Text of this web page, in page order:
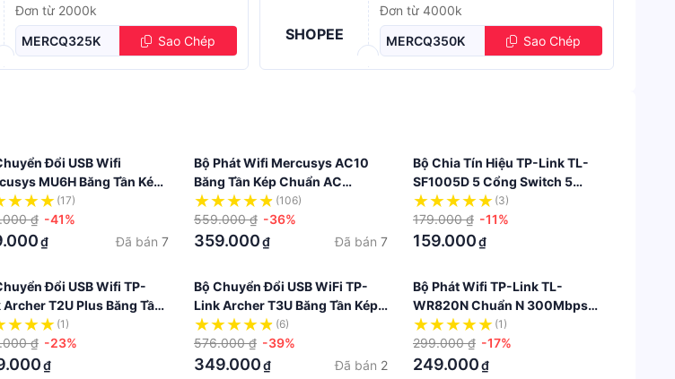
Đơn từ 2000k
MERCQ325K
Sao Chép SHOPEE
Đơn từ 4000k
MERCQ350K
Sao Chép
Đổi USB Wifi
MU6H Băng Tần Kép
Cao AC 650Mbps
(17)
₫ -41%
₫ Đã bán 7
Bộ Phát Wifi Mercusys AC10
Băng Tần Kép Chuẩn AC
1200Mbps
(106)
559.000 ₫ -36%
359.000₫ Đã bán 7
Bộ Chia Tín Hiệu TP-Link TL-
SF1005D 5 Cổng Switch 5
Ports 10/100Mbps
(3)
179.000 ₫ -11%
159.000₫
Đổi USB Wifi TP-
Archer T2U Plus Băng Tần
AC 600Mbps
(1)
₫ -23%
₫
Bộ Chuyển Đổi USB WiFi TP-
Link Archer T3U Băng Tần Kép
Chuẩn AC 1300Mpbs
(6)
576.000 ₫ -39%
349.000₫ Đã bán 2
Bộ Phát Wifi TP-Link TL-
WR820N Chuẩn N 300Mbps
Bảo Vệ Mạng Gia Đình Tối Đa
(1)
299.000 ₫ -17%
249.000₫